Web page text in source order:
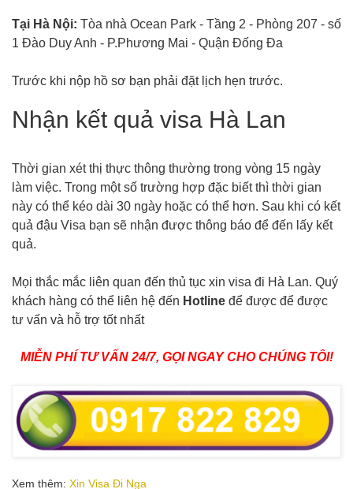
Tại Hà Nội: Tòa nhà Ocean Park - Tầng 2 - Phòng 207 - số
1 Đào Duy Anh - P.Phương Mai - Quận Đống Đa
Trước khi nộp hồ sơ bạn phải đặt lịch hẹn trước.
Nhận kết quả visa Hà Lan
Thời gian xét thị thực thông thường trong vòng 15 ngày
làm việc. Trong một số trường hợp đặc biết thì thời gian
này có thể kéo dài 30 ngày hoặc có thể hơn. Sau khi có kết
quả đậu Visa bạn sẽ nhận được thông báo để đến lấy kết
quả.
Mọi thắc mắc liên quan đến thủ tục xin visa đi Hà Lan. Quý
khách hàng có thể liên hệ đến Hotline để được để được
tư vấn và hỗ trợ tốt nhất
MIỄN PHÍ TƯ VẤN 24/7, GỌI NGAY CHO CHÚNG TÔI!
Xem thêm: Xin Visa Đi Nga